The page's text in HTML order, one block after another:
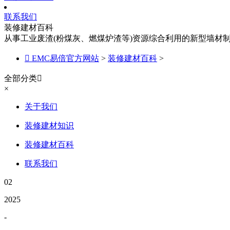
联系我们
装修建材百科
从事工业废渣(粉煤灰、燃煤炉渣等)资源综合利用的新型墙材
 EMC易倍官方网站 > 装修建材百科 >
全部分类
×
关于我们
装修建材知识
装修建材百科
联系我们
02
2025
-